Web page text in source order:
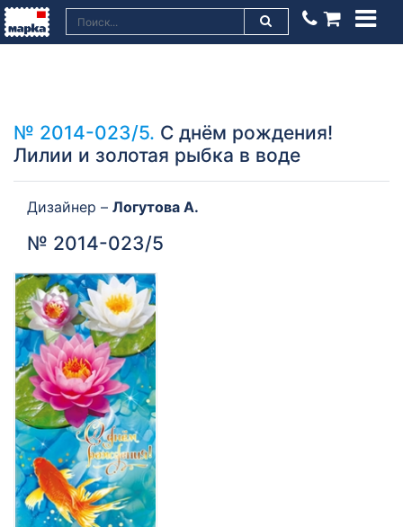
№ 2014-023/5. С днём рождения!
Лилии и золотая рыбка в воде
Дизайнер – Логутова А.
№ 2014-023/5